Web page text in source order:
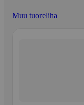
Muu tuoreliha